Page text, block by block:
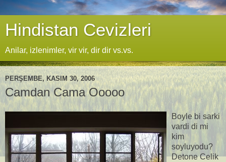
Hindistan Cevizleri
Anilar, izlenimler, vir vir, dir dir vs.vs.
PERŞEMBE, KASIM 30, 2006
Camdan Cama Ooooo
Boyle bi sarki
vardi di mi
kim
soyluyodu?
Detone Celik